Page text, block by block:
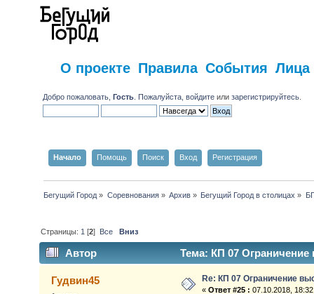
О проекте Правила События Лица
Добро пожаловать,Гость . Пожалуйста,войдите илизарегистрируйтесь
Начало Помощь Поиск Вход Регистрация
Бегущий Город » Соревнования» Архив » Бегущий Город в столицах »
Страницы: 1 [2] Все Вниз
Автор Тема: КП 07
Гудвин45 Re: КП 07 Ограничение
«Ответ #25 : 07.10.2018,